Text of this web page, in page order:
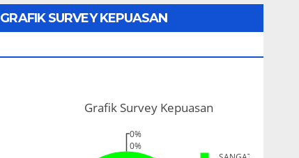
GRAFIK SURVEY KEPUASAN